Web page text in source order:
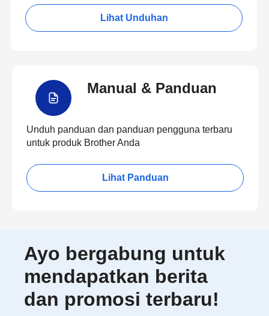
Lihat Unduhan
Manual & Panduan
Unduh panduan dan panduan pengguna terbaru
untuk produk Brother Anda
Lihat Panduan
Ayo bergabung untuk
mendapatkan berita
dan promosi terbaru!